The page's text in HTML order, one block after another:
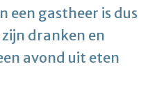
een gastheer is dus
dranken en
avond uit eten